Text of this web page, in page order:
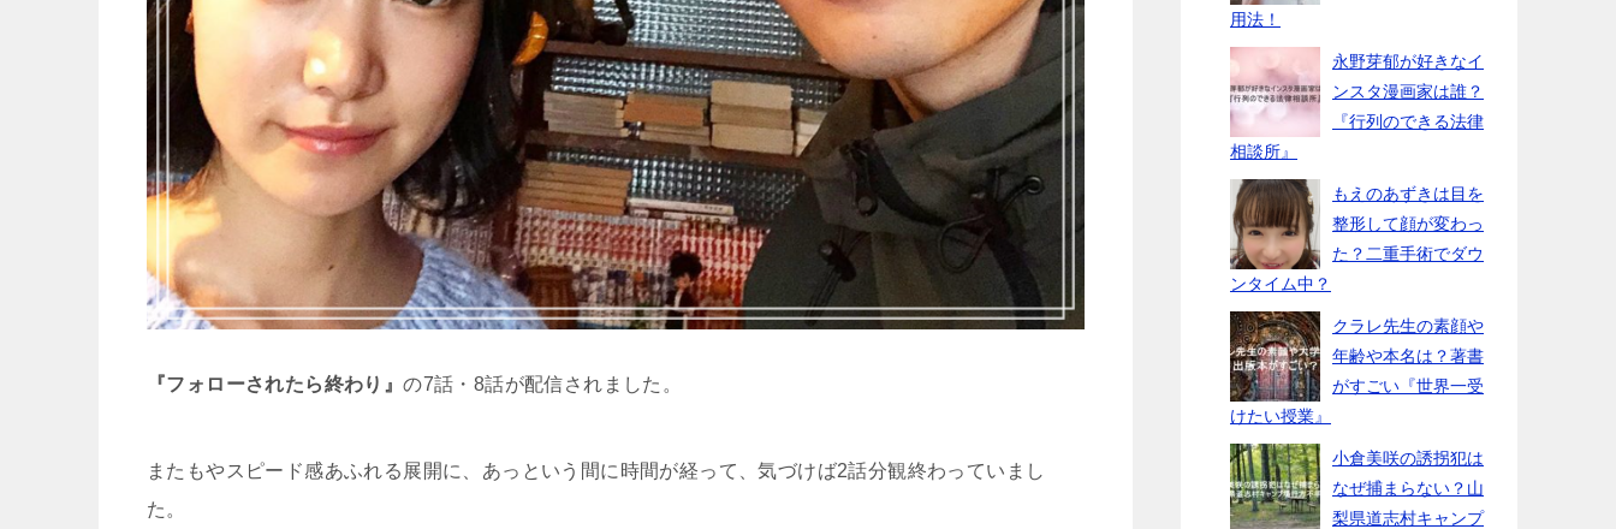
『フォローされたら終わり』の7話・8話が配信されました。
またもやスピード感あふれる展開に、あっという間に時間が経って、気づけば2話分観終わっていまし
た。
用法！
永野芽郁が好きなイ
ンスタ漫画家は誰？
『行列のできる法律
相談所』
もえのあずきは目を
整形して顔が変わっ
た？二重手術でダウ
ンタイム中？
クラレ先生の素顔や
年齢や本名は？著書
がすごい『世界一受
けたい授業』
小倉美咲の誘拐犯は
なぜ捕まらない？山
梨県道志村キャンプ